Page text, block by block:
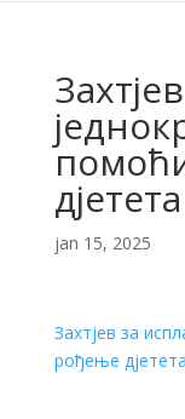
дјетета
jan 15, 2025
Захтјев за
рођење дјетета